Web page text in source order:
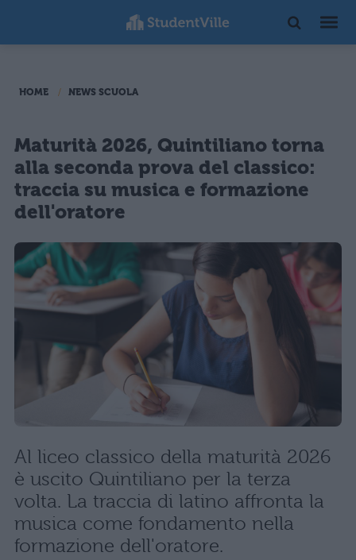
HOME NEWS SCUOLA
Maturità 2026, Quintiliano torna
alla seconda prova del classico:
traccia su musica e formazione
dell'oratore
Al liceo classico della maturità 2026
è uscito Quintiliano per la terza
volta. La traccia di latino affronta la
musica come fondamento nella
formazione dell'oratore.